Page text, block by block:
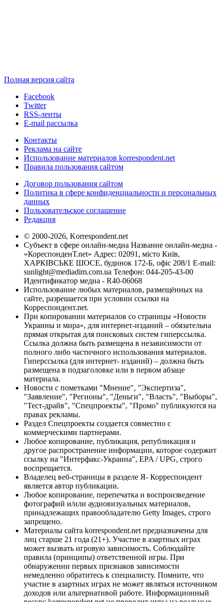
Полная версия сайта
Facebook
Twitter
RSS-ленты
E-mail рассылка
Контакты
Реклама на сайте
Использование материалов korrespondent.net
Правила пользования сайтом
Договор пользования сайтом
Политика в сфере конфиденциальности и персональных
данных
Пользовательское соглашение
Редакция
© 2000-2026, Korrespondent.net
Субъект в сфере онлайн-медиа Название онлайн-медиа -
«КореспонденТ.net» Адрес: 02091, місто Київ,
ХАРКІВСЬКЕ ШОСЕ, будинок 172-Б, офіс 208/1 E-mail:
sunlight@mediadim.com.ua Телефон: 044-205-43-00
Идентификатор медиа - R40-06068
Использование любых материалов, размещённых на
сайте, разрешается при условии ссылки на
Корреспондент.net.
При копировании материалов со страницы «Новости
Украины и мира», для интернет-изданий – обязательна
прямая открытая для поисковых систем гиперссылка.
Ссылка должна быть размещена в независимости от
полного либо частичного использования материалов.
Гиперссылка (для интернет- изданий) – должна быть
размещена в подзаголовке или в первом абзаце
материала.
Новости с пометками "Мнение", "Экспертиза",
"Заявление", "Регионы", "Деньги", "Власть", "Выборы",
"Тест-драйв", "Спецпроекты", "Промо" публикуются на
правах рекламы.
Раздел Спецпроекты создается совместно с
коммерческими партнерами.
Любое копирование, публикация, републикация и
другое распространение информации, которое содержит
ссылку на "Интерфакс-Украина", EPA / UPG, строго
воспрещается.
Владелец веб-страницы в разделе Я- Корреспондент
является автор публикации.
Любое копирование, перепечатка и воспроизведение
фотографий и/или аудиовизуальных материалов,
принадлежащих правообладателю Getty Images, строго
запрещено.
Материалы сайта korrespondent.net предназначены для
лиц старше 21 года (21+). Участие в азартных играх
может вызвать игровую зависимость. Соблюдайте
правила (принципы) ответственной игры. При
обнаружении первых признаков зависимости
немедленно обратитесь к специалисту. Помните, что
участие в азартных играх не может являться источником
доходов или альтернативой работе. Информационный